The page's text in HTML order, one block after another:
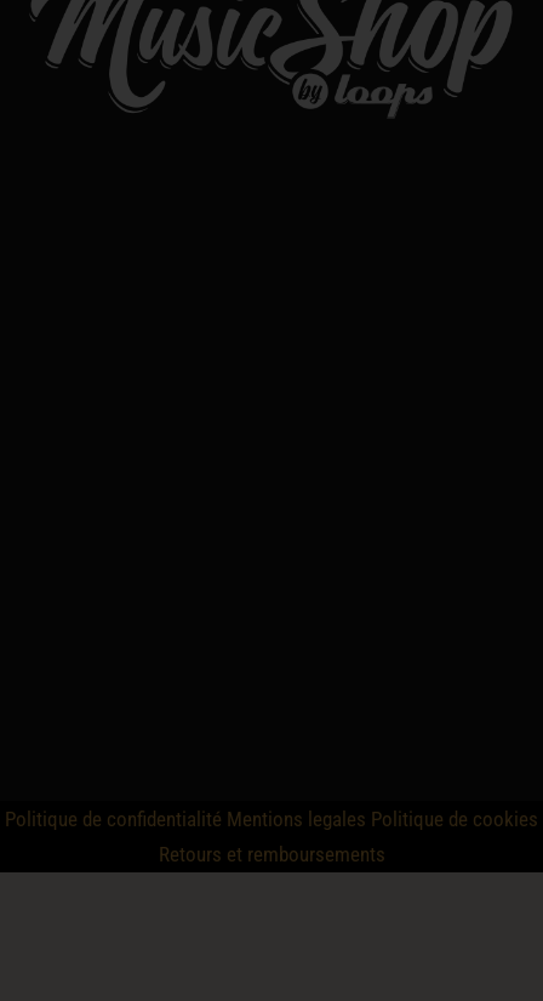
Politique de confidentialité Mentions legales Politique de cookies
Retours et remboursements